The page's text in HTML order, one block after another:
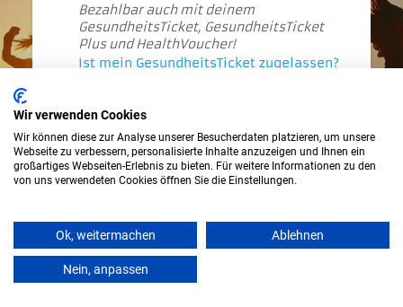
Bezahlbar auch mit deinem
GesundheitsTicket, GesundheitsTicket
Plus und HealthVoucher!
Ist mein GesundheitsTicket zugelassen?
ZURÜCK IN DEN WARENKORB
Wir verwenden Cookies
Wir können diese zur Analyse unserer Besucherdaten platzieren, um unsere
Webseite zu verbessern, personalisierte Inhalte anzuzeigen und Ihnen ein
großartiges Webseiten-Erlebnis zu bieten. Für weitere Informationen zu den
von uns verwendeten Cookies öffnen Sie die Einstellungen.
Ok, weitermachen Ablehnen
Nein, anpassen